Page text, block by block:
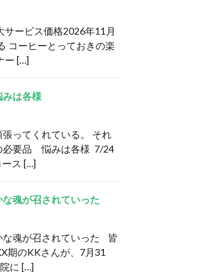
サービス価格2026年11月
コーヒーとっておきの楽
ー […]
は各様
ってくれている。 それ
要品 悩みは各様 7/24
ース […]
な魂が召されていった
な魂が召されていった 皆
期のKKさんが、7月31
に […]